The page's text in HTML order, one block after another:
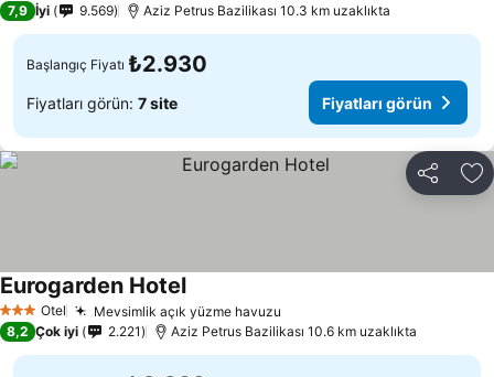
7,9 İyi 9.569 Aziz Petrus Bazilikası 10.3 km uzaklıkta
Başlangıç Fiyatı ₺2.930
Fiyatları görün: 7 site Fiyatları görün
Paylaş
3 YıldızOtel Mevsimlik açık yüzme havuzu
Eurogarden HotelFiyatları görün
8,2 Çok iyi 2.221 Aziz Petrus Bazilikası 10.6 km uzaklıkta